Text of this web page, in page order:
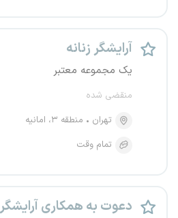
آرایشگر زنانه
یک مجموعه معتبر
منقضی شده
تهران
منطقه ۳، امانیه
تمام وقت
دعوت به همکاری